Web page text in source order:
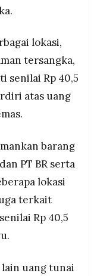
lokasi,
tersangka,
senilai Rp 40,5
atas uang
barang
PT BR serta
lokasi
terkait
Rp 40,5
uang tunai